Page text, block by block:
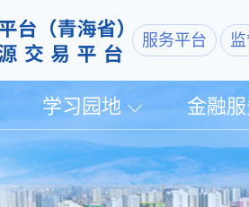
服务平台
学习园地 金融